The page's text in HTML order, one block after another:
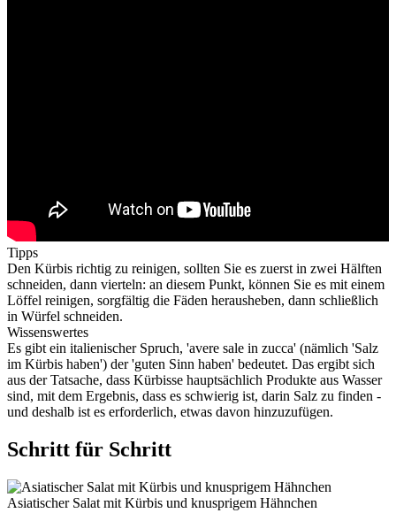
Tipps
Den Kürbis richtig zu reinigen, sollten Sie es zuerst in zwei Hälften
schneiden, dann vierteln: an diesem Punkt, können Sie es mit einem
Löffel reinigen, sorgfältig die Fäden herausheben, dann schließlich
in Würfel schneiden.
Wissenswertes
Es gibt ein italienischer Spruch, 'avere sale in zucca' (nämlich 'Salz
im Kürbis haben') der 'guten Sinn haben' bedeutet. Das ergibt sich
aus der Tatsache, dass Kürbisse hauptsächlich Produkte aus Wasser
sind, mit dem Ergebnis, dass es schwierig ist, darin Salz zu finden -
und deshalb ist es erforderlich, etwas davon hinzuzufügen.
Schritt für Schritt
Asiatischer Salat mit Kürbis und knusprigem Hähnchen